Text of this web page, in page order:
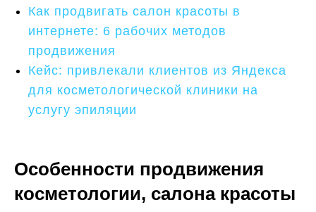
Как продвигать салон красоты в
интернете: 6 рабочих методов
продвижения
Кейс: привлекали клиентов из Яндекса
для косметологической клиники на
услугу эпиляции
Особенности продвижения
косметологии, салона красоты